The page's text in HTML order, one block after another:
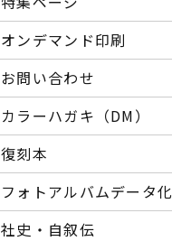
オンデマンド印刷
お問い合わせ
カラーハガキ（DM）
復刻本
フォトアルバムデータ化
社史・自叙伝